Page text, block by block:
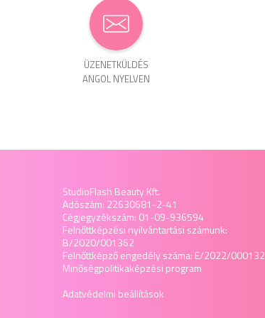
ÜZENET­KÜLDÉS
ANGOL NYELVEN
StudioFlash Beauty Kft.
Adószám: 22630681-2-41
Cégjegyzékszám: 01-09-936594
Felnőttképzési nyilvántartási számunk:
B/2020/001362
Felnőttképző engedély száma: E/2022/000132
Minőségpolitikaképzési program
Adatvédelmi beállítások